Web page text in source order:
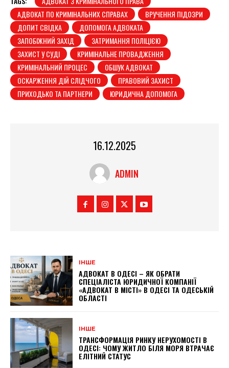
АДВОКАТ ПО КРИМІНАЛЬНИХ СПРАВАХ
ВРУЧЕННЯ ПІДОЗРИ
ДОПИТ СВІДКА
ДОПОМОГА АДВОКАТА
ЗАПОБІЖНИЙ ЗАХІД
ЗАТРИМАННЯ ПОЛІЦІЄЮ
ЗАХИСТ У СУДІ
КРИМІНАЛЬНЕ ПРОВАДЖЕННЯ
КРИМІНАЛЬНИЙ ПРОЦЕС
ОБШУК АДВОКАТ
ОСКАРЖЕННЯ ДІЙ СЛІДЧОГО
ПРАВОВИЙ ЗАХИСТ
ПРИХОДЬКО ТА ПАРТНЕРИ
ЮРИДИЧНА ДОПОМОГА
16.12.2025
ADMIN
ІНШЕ
АДВОКАТ В ОДЕСІ – ЯК ОБРАТИ
СПЕЦІАЛІСТА ЮРИДИЧНОЇ КОМПАНІЇ
«АДВОКАТ В МІСТІ» В ОДЕСІ ТА ОДЕСЬКІЙ
ОБЛАСТІ
ІНШЕ
ТРАНСФОРМАЦІЯ РИНКУ НЕРУХОМОСТІ В
ОДЕСІ: ЧОМУ ЖИТЛО БІЛЯ МОРЯ ВТРАЧАЄ
ЕЛІТНИЙ СТАТУС